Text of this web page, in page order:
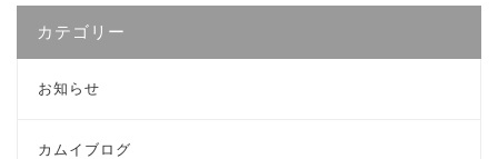
カテゴリー
お知らせ
カムイブログ